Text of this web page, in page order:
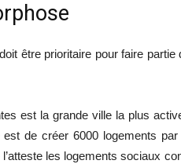
être prioritaire pour faire
est la grande ville la plus
de créer 6000 logements
les logements sociaux